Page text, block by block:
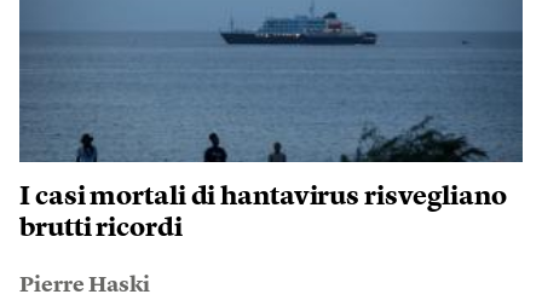
I casi mortali di hantavirus risvegliano
brutti ricordi
Pierre Haski